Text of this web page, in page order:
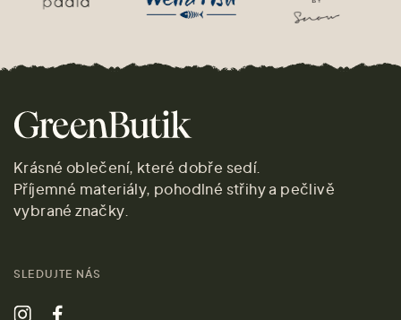
Krásné oblečení, které dobře sedí.
Příjemné materiály, pohodlné střihy a pečlivě
vybrané značky.
SLEDUJTE NÁS